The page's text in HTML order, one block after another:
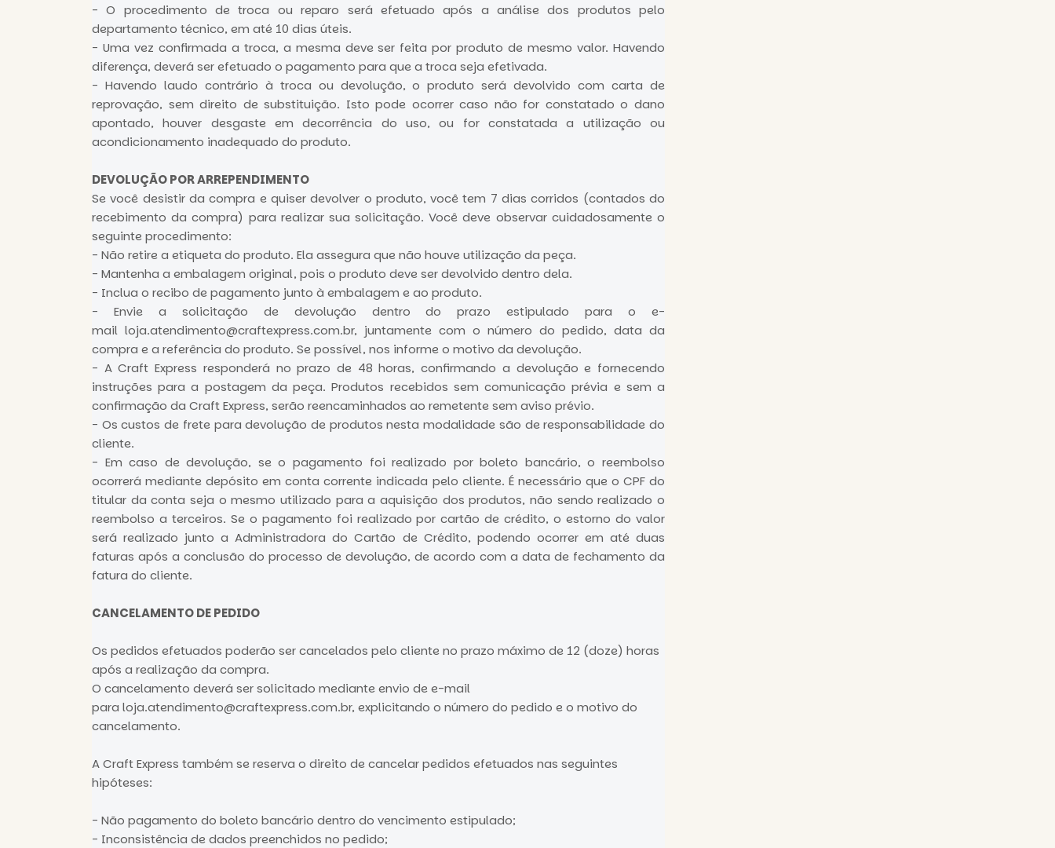
- O procedimento de troca ou reparo será efetuado após a análise dos produtos pelo
departamento técnico, em até 10 dias úteis.
- Uma vez confirmada a troca, a mesma deve ser feita por produto de mesmo valor. Havendo
diferença, deverá ser efetuado o pagamento para que a troca seja efetivada.
- Havendo laudo contrário à troca ou devolução, o produto será devolvido com carta de
reprovação, sem direito de substituição. Isto pode ocorrer caso não for constatado o dano
apontado, houver desgaste em decorrência do uso, ou for constatada a utilização ou
acondicionamento inadequado do produto.
DEVOLUÇÃO POR ARREPENDIMENTO
Se você desistir da compra e quiser devolver o produto, você tem 7 dias corridos (contados do
recebimento da compra) para realizar sua solicitação. Você deve observar cuidadosamente o
seguinte procedimento:
- Não retire a etiqueta do produto. Ela assegura que não houve utilização da peça.
- Mantenha a embalagem original, pois o produto deve ser devolvido dentro dela.
- Inclua o recibo de pagamento junto à embalagem e ao produto.
- Envie a solicitação de devolução dentro do prazo estipulado para o e-
mail loja.atendimento@craftexpress.com.br, juntamente com o número do pedido, data da
compra e a referência do produto. Se possível, nos informe o motivo da devolução.
- A Craft Express responderá no prazo de 48 horas, confirmando a devolução e fornecendo
instruções para a postagem da peça. Produtos recebidos sem comunicação prévia e sem a
confirmação da Craft Express, serão reencaminhados ao remetente sem aviso prévio.
- Os custos de frete para devolução de produtos nesta modalidade são de responsabilidade do
cliente.
- Em caso de devolução, se o pagamento foi realizado por boleto bancário, o reembolso
ocorrerá mediante depósito em conta corrente indicada pelo cliente. É necessário que o CPF do
titular da conta seja o mesmo utilizado para a aquisição dos produtos, não sendo realizado o
reembolso a terceiros. Se o pagamento foi realizado por cartão de crédito, o estorno do valor
será realizado junto a Administradora do Cartão de Crédito, podendo ocorrer em até duas
faturas após a conclusão do processo de devolução, de acordo com a data de fechamento da
fatura do cliente.
CANCELAMENTO DE PEDIDO
Os pedidos efetuados poderão ser cancelados pelo cliente no prazo máximo de 12 (doze) horas
após a realização da compra.
O cancelamento deverá ser solicitado mediante envio de e-mail
para loja.atendimento@craftexpress.com.br, explicitando o número do pedido e o motivo do
cancelamento.
A Craft Express também se reserva o direito de cancelar pedidos efetuados nas seguintes
hipóteses:
- Não pagamento do boleto bancário dentro do vencimento estipulado;
- Inconsistência de dados preenchidos no pedido;